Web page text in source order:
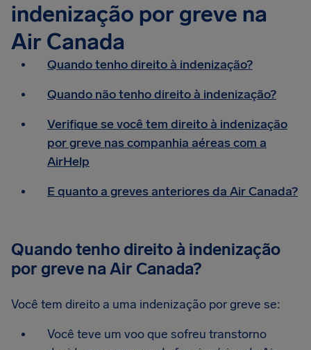
indenização por greve na
Air Canada
Quando tenho direito à indenização?
Quando não tenho direito à indenização?
Verifique se você tem direito à indenização
por greve nas companhia aéreas com a
AirHelp
E quanto a greves anteriores da Air Canada?
Quando tenho direito à indenização
por greve na Air Canada?
Você tem direito a uma indenização por greve se:
Você teve um voo que sofreu transtorno